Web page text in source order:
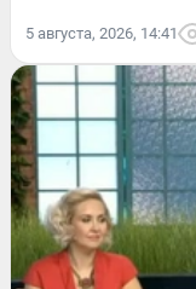
5 августа, 2026, 14:41